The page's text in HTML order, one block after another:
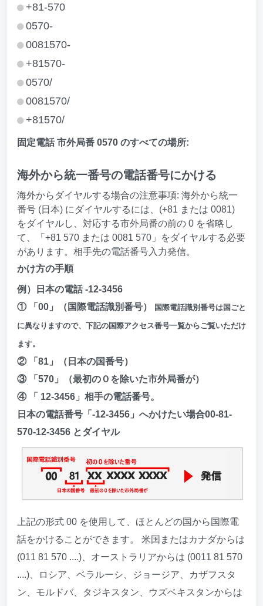
+81-570
0570-
0081570-
+81570-
0570/
0081570/
+81570/
固定電話 市外局番 0570 のすべての場所:
海外から統一番号の電話番号にかける
海外からダイヤルする場合の注意事項: 海外から統一
番号 (日本) にダイヤルするには、(+81 または 0081)
をダイヤルし、対応する市外局番の前の 0 を省略し
て、「+81 570 または 0081 570」をダイヤルする必要
があります。相手先の電話番号入力発信。
かけ方の手順
例）日本の電話 -12-3456
① 「00」（国際電話識別番号）
国際電話識別番号は国ごと
に異なりますので、下記の国際アクセス番号一覧からご覧いただけ
ます。
② 「81」（日本の国番号）
③ 「570」（最初の０を除いた市外局番が）
④ 「 12-3456」相手の電話番号。
日本の電話番号「-12-3456」へかけたい場合00-81-
570-12-3456 とダイヤル
上記の形式 00 を使用して、ほとんどの国から国際電
話をかけることができます。 米国またはカナダからは
(011 81 570 ....)、オーストラリアからは (0011 81 570
....)、ロシア、ベラルーシ、ジョージア、カザフスタ
ン、モルドバ、タジキスタン、ウズベキスタンからは